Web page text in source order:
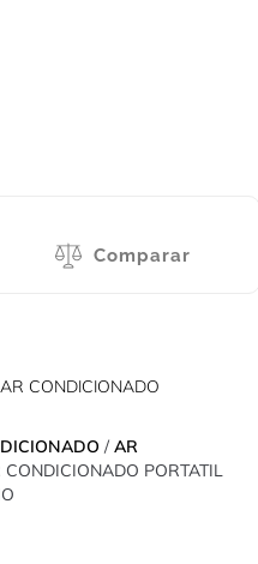
Comparar
AR CONDICIONADO
/ AR
CONDICIONADO PORTATIL